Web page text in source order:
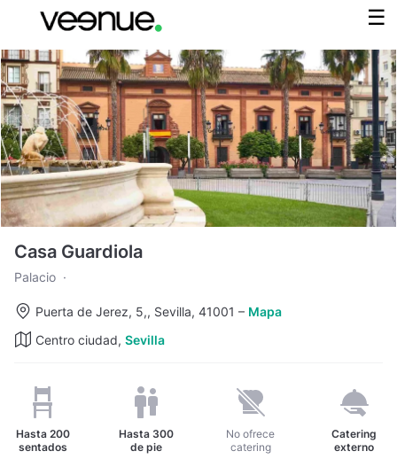
Casa Guardiola
Palacio ·
Puerta de Jerez, 5,, Sevilla, 41001 – Mapa
Centro ciudad, Sevilla
Hasta 200
sentados
Hasta 300
de pie
No ofrece
catering
Catering
externo